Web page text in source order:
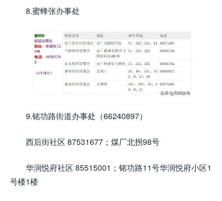
8.蜜蜂张办事处
9.铭功路街道办事处（66240897）
西后街社区 87531677；煤厂北拐98号
华润悦府社区 85515001；铭功路11号华润悦府小区1
号楼1楼